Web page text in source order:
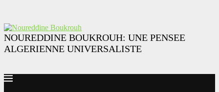
NOUREDDINE BOUKROUH: UNE PENSEE
ALGERIENNE UNIVERSALISTE